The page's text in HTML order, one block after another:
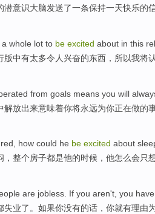
潜意识大脑发送了一条保持一天快乐的
whole lot to be excited about in this
版中有太多令人 兴奋的东西 ， 所以我将
from goals means you will
解放出来意味着你将永远为你正在做的
, how could he be excited about
， 整个房子都是他的时候 ，他怎么会只
are jobless If you aren't , you
失业了 。 如果你没有的话，你就有理由